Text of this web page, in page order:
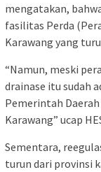
mengatakan,
fasilitas Perda
Karawang yang
“Namun, meski
drainase itu sudah
Pemerintah
Karawang” ucap
Sementara,
turun dari provinsi